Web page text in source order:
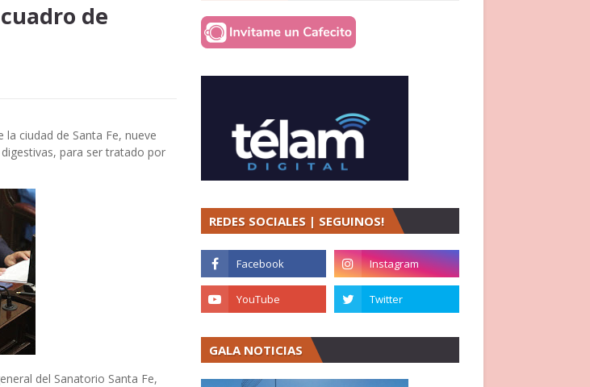
de
ciudad de Santa Fe, nueve
para ser tratado por
del Sanatorio Santa Fe,
REDES SOCIALES | SEGUINOS!
GALA NOTICIAS